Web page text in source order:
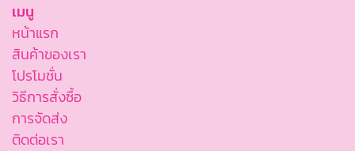
เมนู
หน้าแรก
สินค้าของเรา
โปรโมชั่น
วิธีการสั่งซื้อ
การจัดส่ง
ติดต่อเรา